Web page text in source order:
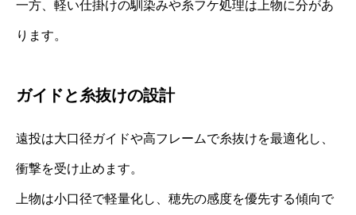
一方、軽い仕掛けの馴染みや糸フケ処理は上物に分があ
ります。
ガイドと糸抜けの設計
遠投は大口径ガイドや高フレームで糸抜けを最適化し、
衝撃を受け止めます。
上物は小口径で軽量化し、穂先の感度を優先する傾向で